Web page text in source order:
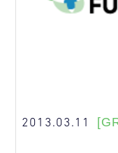
2013.03.11